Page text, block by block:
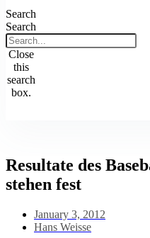
Search
Search
Close
this
search
box.
Resultate des
stehen fest
January 3, 2012
Hans Weisse